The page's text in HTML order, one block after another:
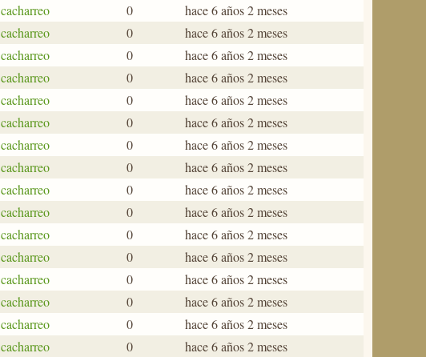
cacharreo 0
hace 6 años 2 meses
cacharreo 0
hace 6 años 2 meses
cacharreo 0
hace 6 años 2 meses
cacharreo 0
hace 6 años 2 meses
cacharreo 0
hace 6 años 2 meses
cacharreo 0
hace 6 años 2 meses
cacharreo 0
hace 6 años 2 meses
cacharreo 0
hace 6 años 2 meses
cacharreo 0
hace 6 años 2 meses
cacharreo 0
hace 6 años 2 meses
cacharreo 0
hace 6 años 2 meses
cacharreo 0
hace 6 años 2 meses
cacharreo 0
hace 6 años 2 meses
cacharreo 0
hace 6 años 2 meses
cacharreo 0
hace 6 años 2 meses
cacharreo 0 hace 6 años 2 meses